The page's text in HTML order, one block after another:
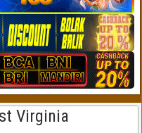
Virginia